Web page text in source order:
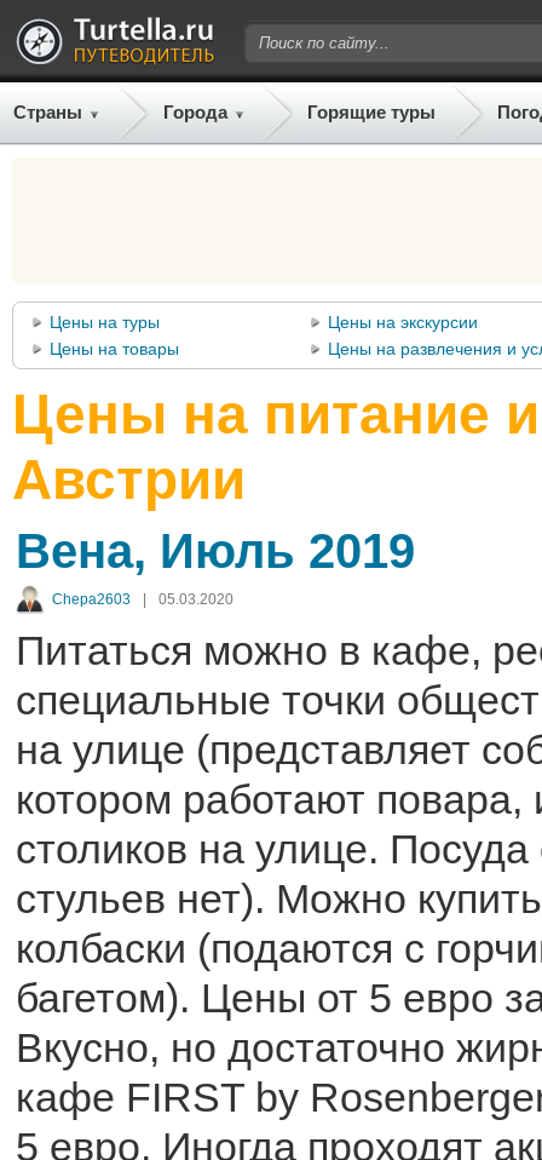
Страны Города Горящие туры
Цены на туры
Цены на экскурсии
Цены на товары
Цены на развлечения и
Цены на питание
Австрии
Вена, Июль 2019
Chepa2603 05.03.2020
Питаться можно в кафе,
специальные точки
на улице (представляет
котором работают повара,
столиков на улице.
стульев нет). Можно
колбаски (подаются с
багетом). Цены от 5 евро
Вкусно, но достаточно
кафе FIRST by
5 евро. Иногда проходят